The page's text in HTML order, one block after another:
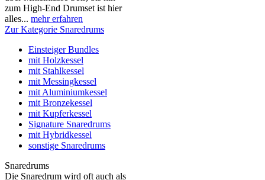
zum High-End Drumset ist hier
alles... mehr erfahren
Zur Kategorie Snaredrums
Einsteiger Bundles
mit Holzkessel
mit Stahlkessel
mit Messingkessel
mit Aluminiumkessel
mit Bronzekessel
mit Kupferkessel
Signature Snaredrums
mit Hybridkessel
sonstige Snaredrums
Snaredrums
Die Snaredrum wird oft auch als